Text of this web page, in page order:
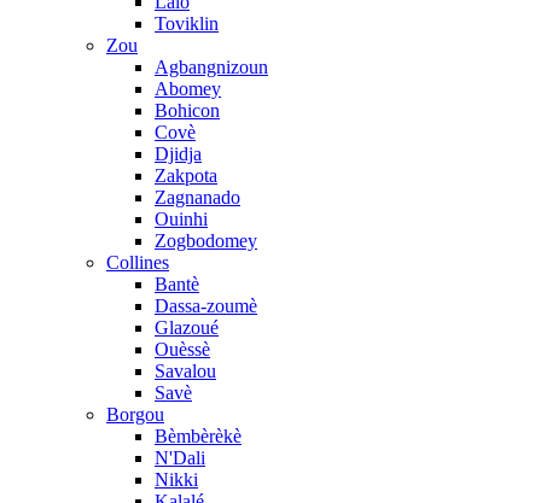
Toviklin
Zou
Agbangnizoun
Abomey
Bohicon
Covè
Djidja
Zakpota
Zagnanado
Ouinhi
Zogbodomey
Collines
Bantè
Dassa-zoumè
Glazoué
Ouèssè
Savalou
Savè
Borgou
Bèmbèrèkè
N'Dali
Nikki